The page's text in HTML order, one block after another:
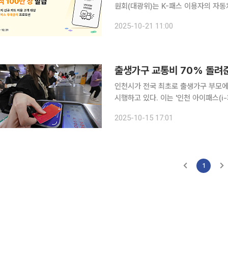
원회(대광위)는 K-패스 이용자의 자
이용자 대상 자동차 보험료 할인 상
2025-10-21 11:00
출생가구 교통비 70% 돌려
인천시가 전국 최초로 출생가구 부모
시행하고 있다. 이는 '인천 아이패스
교통운영팀장은 15일 YTN 라디오 '
2025-10-15 17:01
1